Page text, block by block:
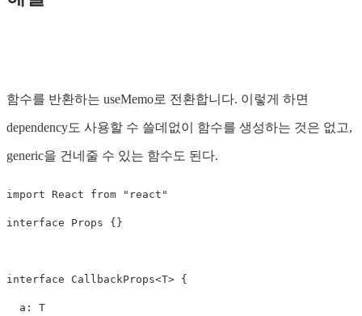
함수를 반환하는 useMemo로 전환합니다. 이렇게 하면
dependency도 사용할 수 쓸데없이 함수를 생성하는 것은 없고,
generic을 건네줄 수 있는 함수도 된다.
import React from " react "
interface Props {}
interface CallbackProps<T> {
a : T